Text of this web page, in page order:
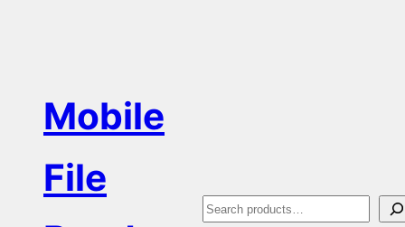
Mobile
File
S